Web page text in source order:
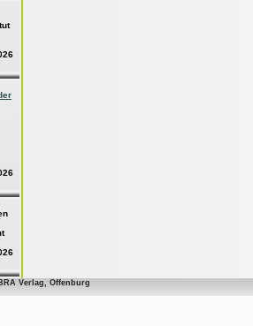
Verlag, Offenburg